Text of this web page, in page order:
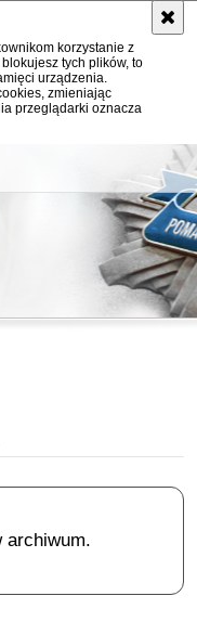
korzystanie z
tych plików, to
urządzenia.
zmieniając
przeglądarki oznacza
archiwum.